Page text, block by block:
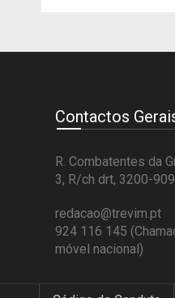
Contactos
R. Combatentes da
3, R/ch drt, 3200-
redacao@trevim.pt
924 116 145
móvel nacional)